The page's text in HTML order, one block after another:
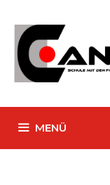
Inhalt
springen
MENÜ